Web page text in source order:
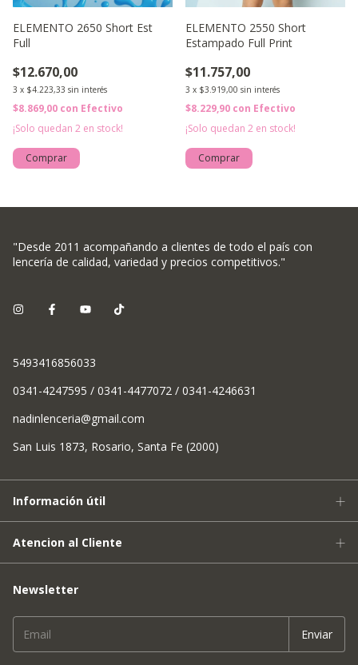
ELEMENTO 2650 Short Est
Full
$12.670,00
3 x $4.223,33 sin interés
$8.869,00 con Efectivo
¡Solo quedan 2 en stock!
Comprar
ELEMENTO 2550 Short
Estampado Full Print
$11.757,00
3 x $3.919,00 sin interés
$8.229,90 con Efectivo
¡Solo quedan 2 en stock!
Comprar
"Desde 2011 acompañando a clientes de todo el país con
lencería de calidad, variedad y precios competitivos."
5493416856033
0341-4247595 / 0341-4477072 / 0341-4246631
nadinlenceria@gmail.com
San Luis 1873, Rosario, Santa Fe (2000)
Información útil
Atencion al Cliente
Newsletter